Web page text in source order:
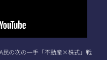
民の次の一手「不動産×株式」戦